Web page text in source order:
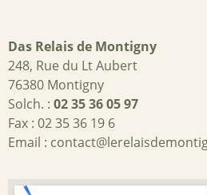
Das Relais de Montigny
248, Rue du Lt Aubert
76380 Montigny
Solch. : 02 35 36 05 97
Fax : 02 35 36 19 6
Email :